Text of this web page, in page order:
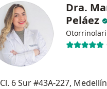
Dra.
Peláez
Cl. 6 Sur #43A-227, Medellín